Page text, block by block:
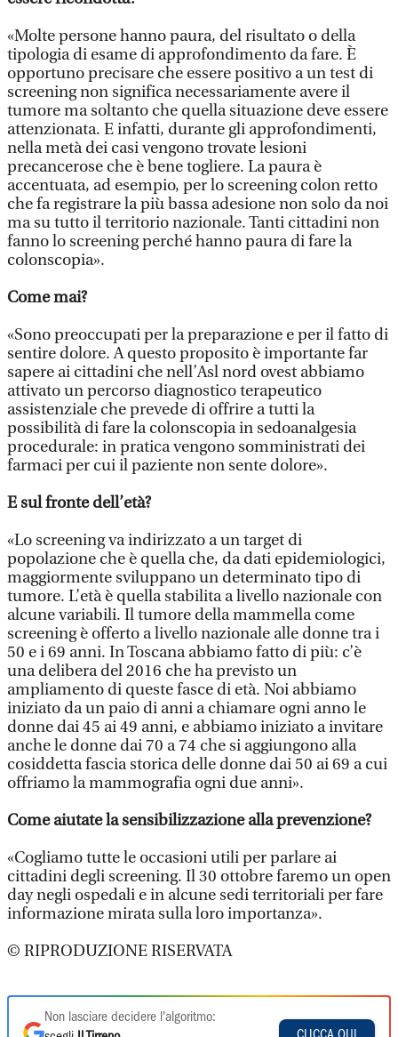
«Molte persone hanno paura, del risultato o della
tipologia di esame di approfondimento da fare. È
opportuno precisare che essere positivo a un test di
screening non significa necessariamente avere il
tumore ma soltanto che quella situazione deve essere
attenzionata. E infatti, durante gli approfondimenti,
nella metà dei casi vengono trovate lesioni
precancerose che è bene togliere. La paura è
accentuata, ad esempio, per lo screening colon retto
che fa registrare la più bassa adesione non solo da noi
ma su tutto il territorio nazionale. Tanti cittadini non
fanno lo screening perché hanno paura di fare la
colonscopia».
Come mai?
«Sono preoccupati per la preparazione e per il fatto di
sentire dolore. A questo proposito è importante far
sapere ai cittadini che nell’Asl nord ovest abbiamo
attivato un percorso diagnostico terapeutico
assistenziale che prevede di offrire a tutti la
possibilità di fare la colonscopia in sedoanalgesia
procedurale: in pratica vengono somministrati dei
farmaci per cui il paziente non sente dolore».
E sul fronte dell’età?
«Lo screening va indirizzato a un target di
popolazione che è quella che, da dati epidemiologici,
maggiormente sviluppano un determinato tipo di
tumore. L’età è quella stabilita a livello nazionale con
alcune variabili. Il tumore della mammella come
screening è offerto a livello nazionale alle donne tra i
50 e i 69 anni. In Toscana abbiamo fatto di più: c’è
una delibera del 2016 che ha previsto un
ampliamento di queste fasce di età. Noi abbiamo
iniziato da un paio di anni a chiamare ogni anno le
donne dai 45 ai 49 anni, e abbiamo iniziato a invitare
anche le donne dai 70 a 74 che si aggiungono alla
cosiddetta fascia storica delle donne dai 50 ai 69 a cui
offriamo la mammografia ogni due anni».
Come aiutate la sensibilizzazione alla prevenzione?
«Cogliamo tutte le occasioni utili per parlare ai
cittadini degli screening. Il 30 ottobre faremo un open
day negli ospedali e in alcune sedi territoriali per fare
informazione mirata sulla loro importanza».
© RIPRODUZIONE RISERVATA
Non lasciare decidere l'algoritmo: